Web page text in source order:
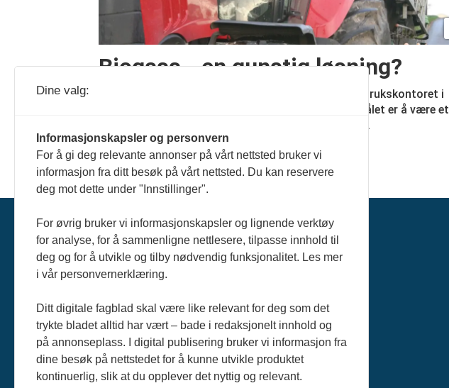
Biogass - en gunstig løsning?
Fem gårdbrukere i Ringsaker har sammen med landbrukskontoret i
kommunen dannet gruppen "Biogass Ringsaker". Målet er å være et
kontaktledd mellom gårdbrukere og biogassaktører.
Bli abonnent
Annonsere
Personvern
Dine valg:
Informasjonskapsler og personvern
For å gi deg relevante annonser på vårt nettsted bruker vi
informasjon fra ditt besøk på vårt nettsted. Du kan reservere
deg mot dette under "Innstillinger".
For øvrig bruker vi informasjonskapsler og lignende verktøy
for analyse, for å sammenligne nettlesere, tilpasse innhold til
deg og for å utvikle og tilby nødvendig funksjonalitet. Les mer
i vår personvernerklæring.
Ditt digitale fagblad skal være like relevant for deg som det
trykte bladet alltid har vært – bade i redaksjonelt innhold og
på annonseplass. I digital publisering bruker vi informasjon fra
dine besøk på nettstedet for å kunne utvikle produktet
kontinuerlig, slik at du opplever det nyttig og relevant.